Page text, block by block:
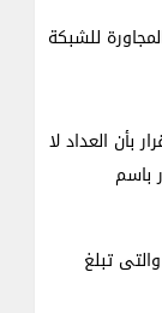
بأن العداد لا
باسم
تبلغ